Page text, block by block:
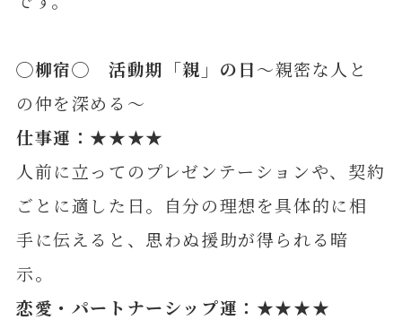
◯柳宿◯ 活動期「親」の日～親密な人と
の仲を深める～
仕事運：★★★★
人前に立ってのプレゼンテーションや、契約
ごとに適した日。自分の理想を具体的に相
手に伝えると、思わぬ援助が得られる暗
示。
恋愛・パートナーシップ運：★★★★